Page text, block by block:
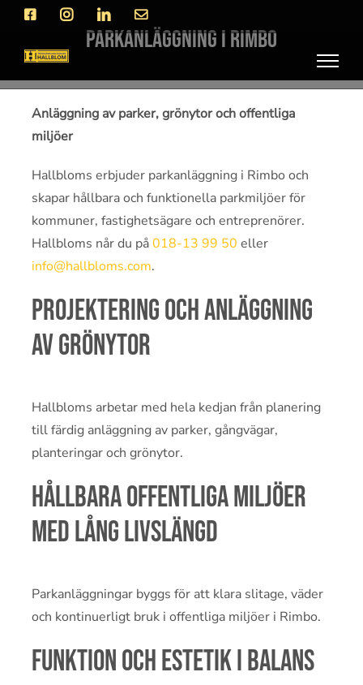
Fortsätt
innehållet
FacebookInstagramLinkedIn
E-
post
Parkanläggning i Rimbo
Anläggning av parker, grönytor och offentliga
miljöer
Hallbloms erbjuder parkanläggning i Rimbo och
skapar hållbara och funktionella parkmiljöer för
kommuner, fastighetsägare och entreprenörer.
Hallbloms når du på018-13 99 50 eller
info@hallbloms.com.
Projektering och anläggning
av grönytor
Hallbloms arbetar med hela kedjan från planering
till färdig anläggning av parker, gångvägar,
planteringar och grönytor.
Hållbara offentliga miljöer
med lång livslängd
Parkanläggningar byggs för att klara slitage, väder
och kontinuerligt bruk i offentliga miljöer i Rimbo.
Funktion och estetik i balans